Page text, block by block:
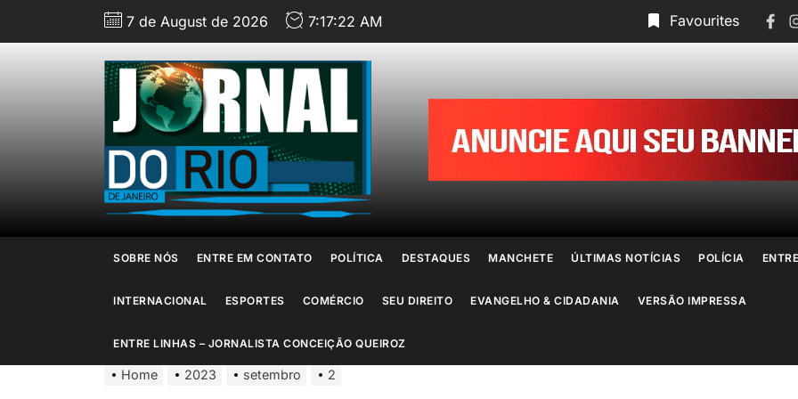
7 de August de 2026 7:17:23 AM Favourites
Jornal
do
Rio
de
Janeiro
SOBRE NÓS ENTRE EM CONTATO POLÍTICA DESTAQUES MANCHETE ÚLTIMAS NOTÍCIAS POLÍCIA
INTERNACIONAL ESPORTES COMÉRCIO SEU DIREITO EVANGELHO & CIDADANIA VERSÃO IMPRESSA
ENTRE LINHAS – JORNALISTA CONCEIÇÃO QUEIROZ
Home 2023 setembro 2